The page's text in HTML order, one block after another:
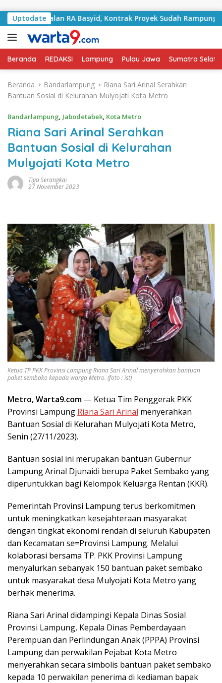
Uptodate
Jalan RA Basyid, Kontrak Proyek Sudah Rampung
Beranda REDAKSI Lampung Pulau Jawa Sumatra
Beranda Bandarlampung
Riana Sari Arinal Serahkan
Bantuan Sosial di Kelurahan Mulyojati Kota Metro
Bandarlampung, Jabodetabek, Kota Metro
Riana Sari Arinal Serahkan
Bantuan Sosial di Kelurahan
Mulyojati Kota Metro
Tiga Serangkai
27 November 2023
Ketua TP PKK Provinsi Lampung Riana Sari Arinal menyerahkan bantuan
paket sembako kepada warga Metro. (foto : ist)
Metro, Warta9.com — Ketua Tim Penggerak PKK
Provinsi Lampung Riana Sari Arinal menyerahkan
Bantuan Sosial di Kelurahan Mulyojati Kota Metro,
Senin (27/11/2023).
Bantuan sosial ini merupakan bantuan Gubernur
Lampung Arinal Djunaidi berupa Paket Sembako yang
diperuntukkan bagi Kelompok Keluarga Rentan (KKR).
Pemerintah Provinsi Lampung terus berkomitmen
untuk meningkatkan kesejahteraan masyarakat
dengan tingkat ekonomi rendah di seluruh Kabupaten
dan Kecamatan se=Provinsi Lampung. Melalui
kolaborasi bersama TP. PKK Provinsi Lampung
menyalurkan sebanyak 150 bantuan paket sembako
untuk masyarakat desa Mulyojati Kota Metro yang
berhak menerima.
Riana Sari Arinal didampingi Kepala Dinas Sosial
Provinsi Lampung, Kepala Dinas Pemberdayaan
Perempuan dan Perlindungan Anak (PPPA) Provinsi
Lampung dan perwakilan Pejabat Kota Metro
menyerahkan secara simbolis bantuan paket sembako
kepada 10 perwakilan penerima di kediaman bapak